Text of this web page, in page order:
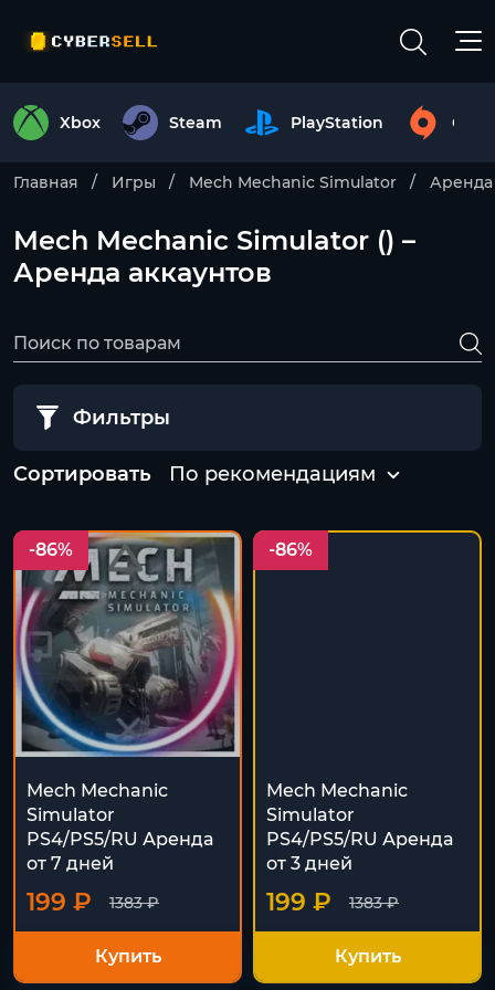
Xbox Steam PlayStation
Главная Игры Mech Mechanic Simulator Аренда
Mech Mechanic Simulator () –
Аренда аккаунтов
Фильтры
Сортировать По рекомендациям
-86%
Mech Mechanic
Simulator
PS4/PS5/RU Аренда
от 7 дней
1383 ₽
199 ₽
Купить
-86%
Mech Mechanic
Simulator
PS4/PS5/RU Аренда
от 3 дней
1383 ₽
199 ₽
Купить